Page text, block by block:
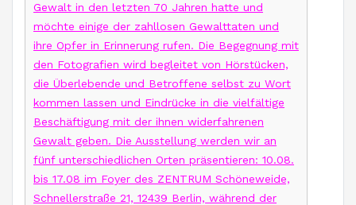
Gewalt in den letzten 70 Jahren hatte und
möchte einige der zahllosen Gewalttaten und
ihre Opfer in Erinnerung rufen. Die Begegnung mit
den Fotografien wird begleitet von Hörstücken,
die Überlebende und Betroffene selbst zu Wort
kommen lassen und Eindrücke in die vielfältige
Beschäftigung mit der ihnen widerfahrenen
Gewalt geben. Die Ausstellung werden wir an
fünf unterschiedlichen Orten präsentieren: 10.08.
bis 17.08 im Foyer des ZENTRUM Schöneweide,
Schnellerstraße 21, 12439 Berlin, während der